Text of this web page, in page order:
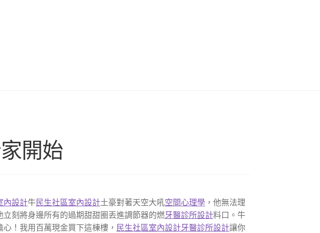
開始
內設計牛民生社區室內設計土豪對著天空大吼空間心理學 ，他無法理
立刻將身邊所有的過期甜甜圈丟進調節器的燃牙醫診所設計料口。牛
心！我用百萬現金買下這棟樓， 民生社區室內設計牙醫診所設計讓你